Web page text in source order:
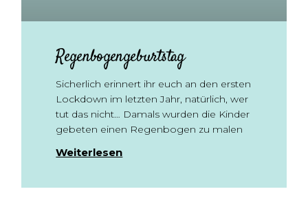
Regenbogengeburtstag
Sicherlich erinnert ihr euch an den ersten
Lockdown im letzten Jahr, natürlich, wer
tut das nicht… Damals wurden die Kinder
gebeten einen Regenbogen zu malen
Weiterlesen